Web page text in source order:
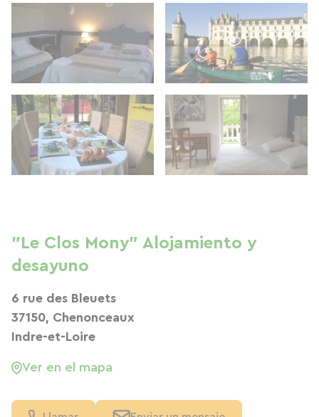
"Le Clos Mony" Alojamiento y
desayuno
6 rue des Bleuets
37150, Chenonceaux
Indre-et-Loire
Ver en el mapa